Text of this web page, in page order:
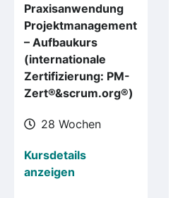
Praxisanwendung
Projektmanagement
– Aufbaukurs
(internationale
Zertifizierung: PM-
Zert®&scrum.org®)
28 Wochen
Kursdetails
anzeigen